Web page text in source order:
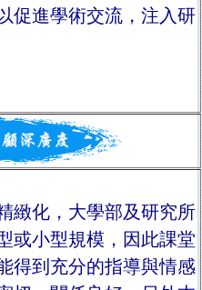
促進學術交流，注入研
化，大學部及研究所
或小型規模，因此課堂
得到充分的指導與情感